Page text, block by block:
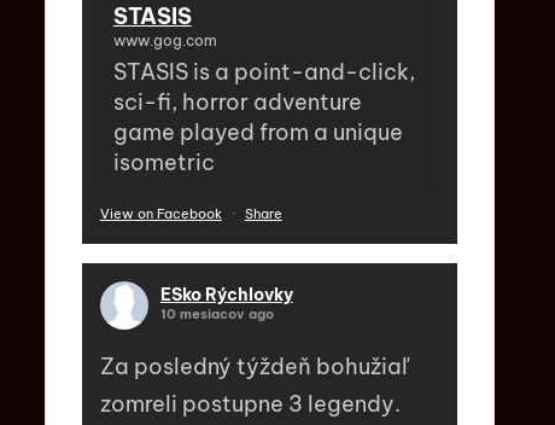
STASIS
www.gog.com
STASIS is a point-and-click,
sci-fi, horror adventure
game played from a unique
isometric
View on Facebook · Share
ESko Rýchlovky
10 mesiacov ago
Za posledný týždeň bohužiaľ
zomreli postupne 3 legendy.